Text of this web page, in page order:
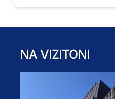
NA VIZITONI